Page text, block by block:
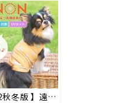
【 2022秋冬版 】遠赤外線効果でペットの体温を保つ高機能素材ペット用ウェア「DANON(ダンオン)」